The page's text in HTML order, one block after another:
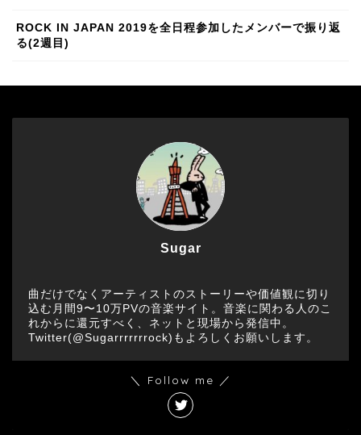
ROCK IN JAPAN 2019を全日程参加したメンバーで振り返
る(2週目)
Sugar
曲だけでなくアーティストのストーリーや価値観に切り
込む月間9〜10万PVの音楽サイト。音楽に関わる人のこ
れからに還元すべく、ネットと現場から発信中。
Twitter(@Sugarrrrrrrock)もよろしくお願いします。
＼ Follow me ／